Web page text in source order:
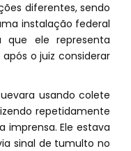
diferentes, sendo
instalação federal
que ele representa
o juiz considerar
usando colete
repetidamente
imprensa. Ele estava
sinal de tumulto no